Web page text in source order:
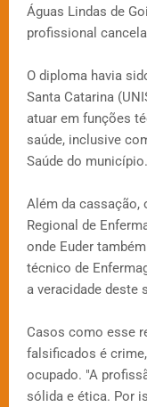
Águas Lindas de
profissional
O diploma havia
Santa Catarina
atuar em funções
saúde, inclusive
Saúde do município.
Além da cassação,
Regional de
onde Euder
técnico de
a veracidade deste
Casos como esse
falsificados é
ocupado. "A
sólida e ética. Por